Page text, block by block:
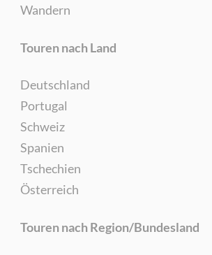
Wandern
Touren nach Land
Deutschland
Portugal
Schweiz
Spanien
Tschechien
Österreich
Touren nach Region/Bundesland